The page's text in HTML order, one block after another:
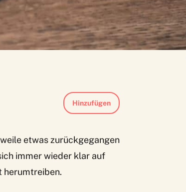
Hinzufügen
etwas zurückgegangen
immer wieder klar auf
herumtreiben.